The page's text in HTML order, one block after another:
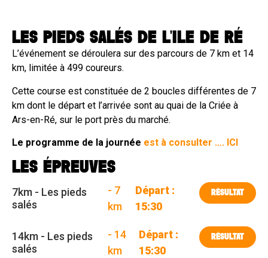
LES PIEDS SALÉS DE L'ILE DE RÉ
L’événement se déroulera sur des parcours de 7 km et 14
km, limitée à 499 coureurs.
Cette course est constituée de 2 boucles différentes de 7
km dont le départ et l’arrivée sont au quai de la Criée à
Ars-en-Ré, sur le port près du marché.
Le programme de la journée est à consulter …. ICI
LES ÉPREUVES
7km - Les pieds
salés
- 7
km
Départ :
15:30
RÉSULTAT
14km - Les pieds
salés
- 14
km
Départ :
15:30
RÉSULTAT